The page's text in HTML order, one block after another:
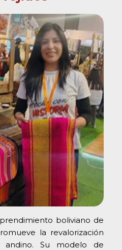
boliviano de
la revalorización
andino. Su modelo de